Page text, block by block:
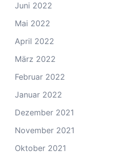
Juni 2022
Mai 2022
April 2022
März 2022
Februar 2022
Januar 2022
Dezember 2021
November 2021
Oktober 2021